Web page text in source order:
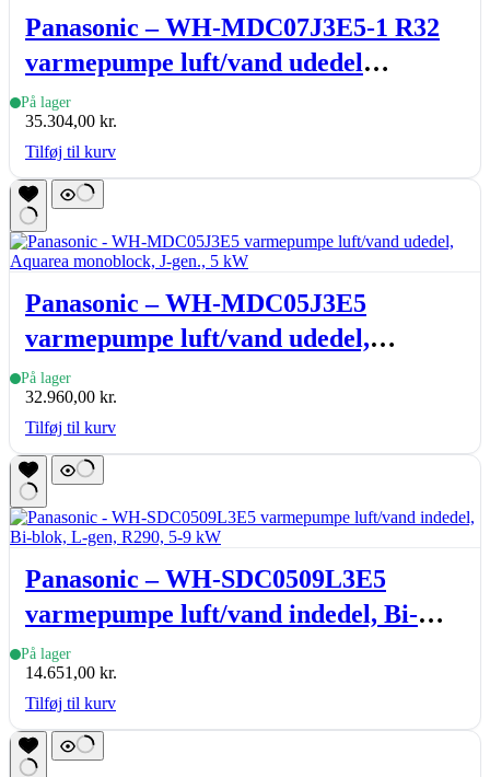
Panasonic – WH-MDC07J3E5-1 R32
varmepumpe luft/vand udedel
Aquarea monoblock, J-gen., 7 kW
På lager
35.304,00 kr.
Tilføj til kurv
Panasonic – WH-MDC05J3E5
varmepumpe luft/vand udedel,
Aquarea monoblock, J-gen., 5 kW
På lager
32.960,00 kr.
Tilføj til kurv
Panasonic – WH-SDC0509L3E5
varmepumpe luft/vand indedel, Bi-
blok, L-gen, R290, 5-9 kW
På lager
14.651,00 kr.
Tilføj til kurv